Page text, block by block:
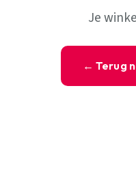
Je
← Terug